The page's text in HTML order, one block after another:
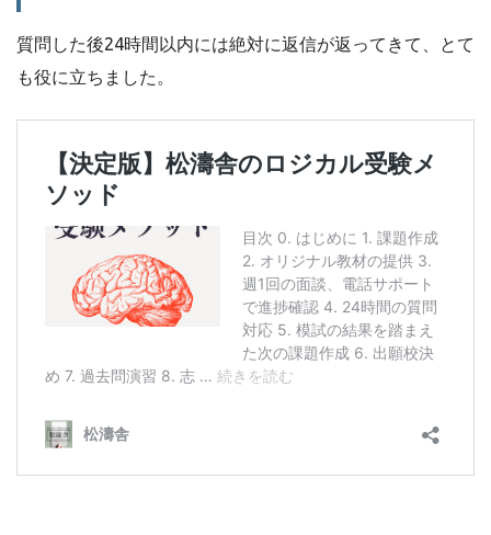
質問した後24時間以内には絶対に返信が返ってきて、とて
も役に立ちました。